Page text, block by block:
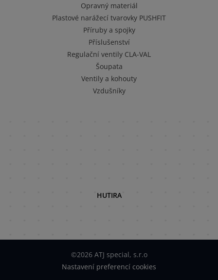
Opravný materiál
Plastové narážecí tvarovky PUSHFIT
Příruby a spojky
Příslušenství
Regulační ventily CLA-VAL
Šoupata
Ventily a kohouty
Vzdušníky
HUTIRA
©2026 ATJ special, s.r.o
Nastavení preferencí cookies